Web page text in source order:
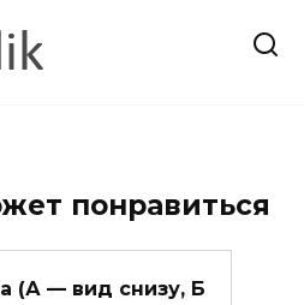
понравиться
(А — вид снизу, Б